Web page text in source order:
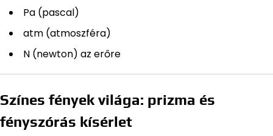
Pa (pascal)
atm (atmoszféra)
N (newton) az erőre
Színes fények világa: prizma és
fényszórás kísérlet